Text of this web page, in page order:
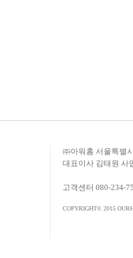
㈜아워홈 서울특별
대표이사 김태원 사
고객센터 080-234-
COPYRIGHT© 2015